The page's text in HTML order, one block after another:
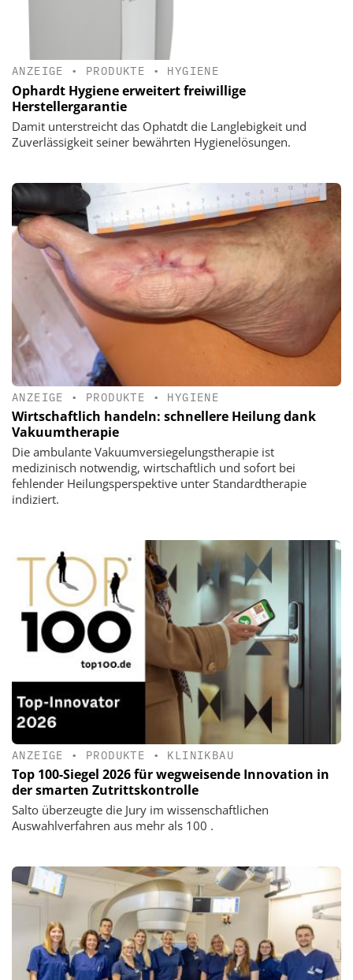
ANZEIGE • PRODUKTE • HYGIENE
Ophardt Hygiene erweitert freiwillige
Herstellergarantie
Damit unterstreicht das Ophatdt die Langlebigkeit und
Zuverlässigkeit seiner bewährten Hygienelösungen.
ANZEIGE • PRODUKTE • HYGIENE
Wirtschaftlich handeln: schnellere Heilung dank
Vakuumtherapie
Die ambulante Vakuumversiegelungstherapie ist
medizinisch notwendig, wirtschaftlich und sofort bei
fehlender Heilungsperspektive unter Standardtherapie
indiziert.
ANZEIGE • PRODUKTE • KLINIKBAU
Top 100-Siegel 2026 für wegweisende Innovation in
der smarten Zutrittskontrolle
Salto überzeugte die Jury im wissenschaftlichen
Auswahlverfahren aus mehr als 100 .